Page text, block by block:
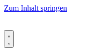
Zum Inhalt springen